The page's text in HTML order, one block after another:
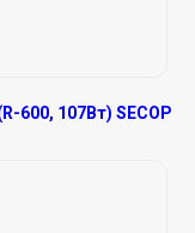
600, 107Вт) SECOP